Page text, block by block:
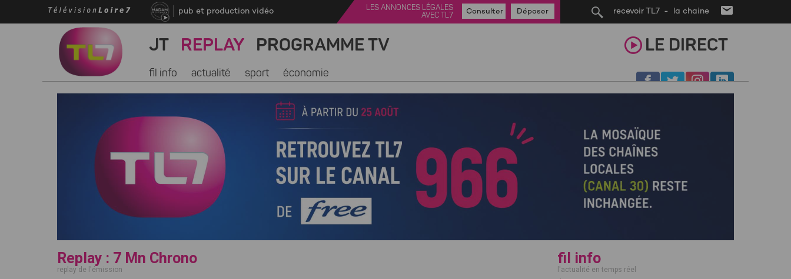
recevoir TL7 - la chaine
pub et production vidéo
LES ANNONCES LÉGALES
AVEC TL7
Consulter Déposer
JT REPLAY PROGRAMME TV LE DIRECT
fil info actualité sport économie
Replay : 7 Mn Chrono
replay de l'émission
fil info
l'actualité en temps réel